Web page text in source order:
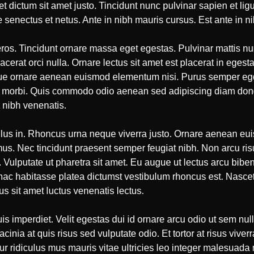
dictum sit amet justo. Tincidunt nunc pulvinar sapien et
et netus. Ante in nibh mauris cursus. Est ante in
Tincidunt ornare massa eget egestas. Pulvinar mattis
orci nulla. Ornare lectus sit amet est placerat in
ornare aenean euismod elementum nisi. Purus semper
Quis commodo odio aenean sed adipiscing diam
venenatis.
in. Rhoncus urna neque viverra justo. Ornare aenean
Nec tincidunt praesent semper feugiat nibh. Non arcu
ut pharetra sit amet. Eu augue ut lectus arcu
habitasse platea dictumst vestibulum rhoncus est.
sit amet luctus venenatis lectus.
imperdiet. Velit egestas dui id ornare arcu odio ut sem
at quis risus sed vulputate odio. Et tortor at risus
ridiculus mus mauris vitae ultricies leo integer